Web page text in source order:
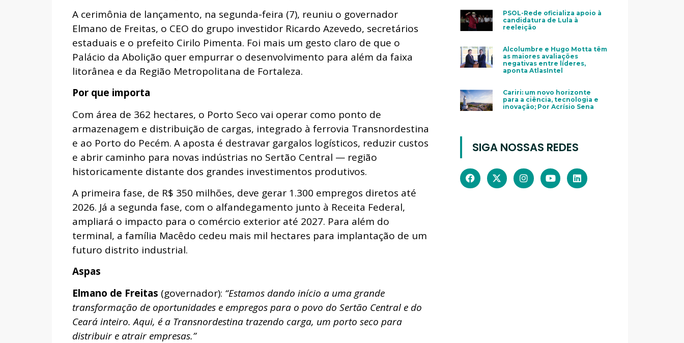
A cerimônia de lançamento, na segunda-feira (7), reuniu o governador
Elmano de Freitas, o CEO do grupo investidor Ricardo Azevedo, secretários
estaduais e o prefeito Cirilo Pimenta. Foi mais um gesto claro de que o
Palácio da Abolição quer empurrar o desenvolvimento para além da faixa
litorânea e da Região Metropolitana de Fortaleza.
Por que importa
Com área de 362 hectares, o Porto Seco vai operar como ponto de
armazenagem e distribuição de cargas, integrado à ferrovia Transnordestina
e ao Porto do Pecém. A aposta é destravar gargalos logísticos, reduzir custos
e abrir caminho para novas indústrias no Sertão Central — região
historicamente distante dos grandes investimentos produtivos.
A primeira fase, de R$ 350 milhões, deve gerar 1.300 empregos diretos até
2026. Já a segunda fase, com o alfandegamento junto à Receita Federal,
ampliará o impacto para o comércio exterior até 2027. Para além do
terminal, a família Macêdo cedeu mais mil hectares para implantação de um
futuro distrito industrial.
Aspas
Elmano de Freitas (governador): “Estamos dando início a uma grande
transformação de oportunidades e empregos para o povo do Sertão Central e do
Ceará inteiro. Aqui, é a Transnordestina trazendo carga, um porto seco para
distribuir e atrair empresas.”
PSOL-Rede oficializa apoio à
candidatura de Lula à
reeleição
Alcolumbre e Hugo Motta têm
as maiores avaliações
negativas entre líderes,
aponta AtlasIntel
Cariri: um novo horizonte
para a ciência, tecnologia e
inovação; Por Acrísio Sena
SIGA NOSSAS REDES